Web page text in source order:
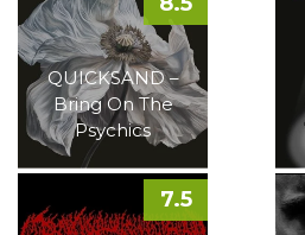
QUICKSAND –
Bring On The
Psychics
7.5